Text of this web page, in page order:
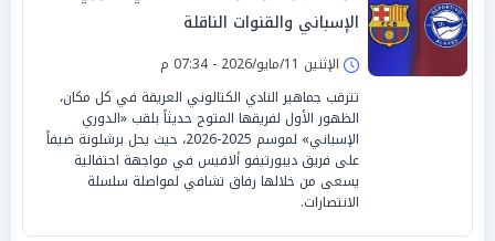
الإسباني والقنوات الناقلة
الإثنين 11/مايو/2026 - 07:34 م
تترقب جماهير النادي الكتالوني العريقة في كل مكان،
الظهور الأول لفريقها المتوج حديثاً بلقب «الدوري
الإسباني» لموسم 2025-2026، حيث يحل برشلونة ضيفاً
على فريق ديبورتيفو ألافيس في مواجهة احتفالية
يسعى من خلالها رفاق تشافي لمواصلة سلسلة
الانتصارات.